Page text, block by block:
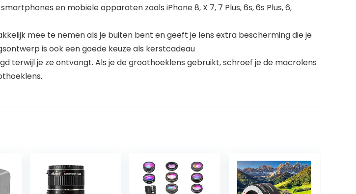
en mobiele apparaten zoals iPhone 8, X 7, 7 Plus, 6s, 6s Plus, 6,
mee te nemen als je buiten bent en geeft je lens extra bescherming die je
is ook een goede keuze als kerstcadeau
terwijl je ze ontvangt. Als je de groothoeklens gebruikt, schroef je de macrolens